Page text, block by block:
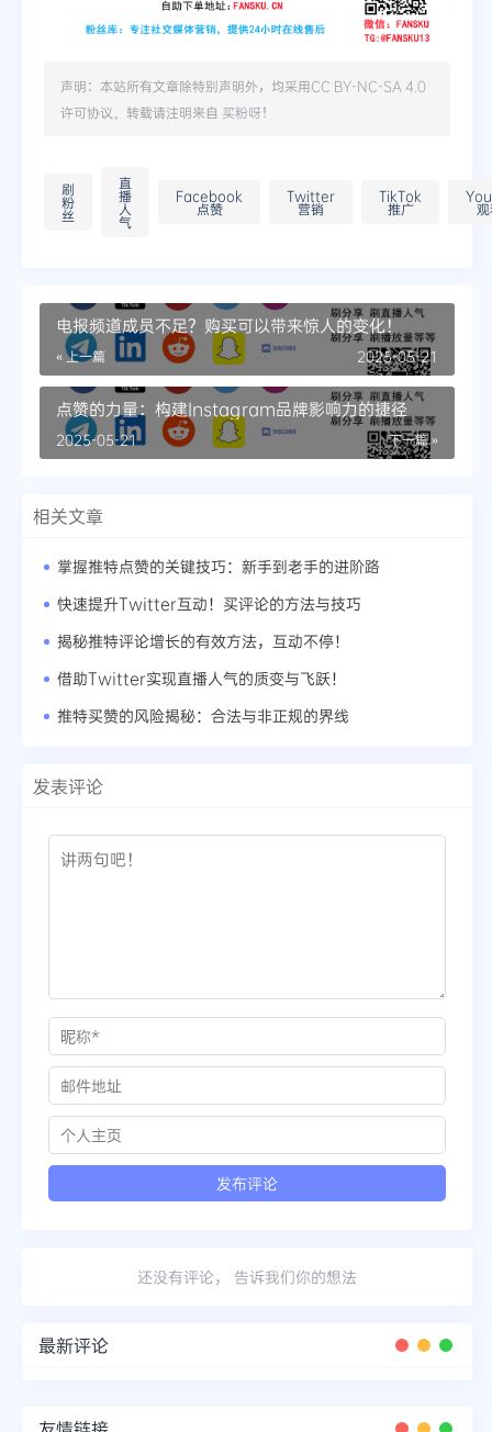
声明：本站所有文章除特别声明外，均采用CC BY-NC-SA 4.0
许可协议。转载请注明来自 买粉呀！
刷
粉
丝
直
播
人
气
Facebook
点赞
Twitter
营销
TikTok
推广
电报频道成员不足？购买可以带来惊人的变化！
« 上一篇 2025-05-21
点赞的力量：构建Instagram品牌影响力的捷径
下一篇 »
2025-05-21
相关文章
掌握推特点赞的关键技巧：新手到老手的进阶路
快速提升Twitter互动！买评论的方法与技巧
揭秘推特评论增长的有效方法，互动不停！
借助Twitter实现直播人气的质变与飞跃！
推特买赞的风险揭秘：合法与非正规的界线
发表评论
还没有评论， 告诉我们你的想法
最新评论